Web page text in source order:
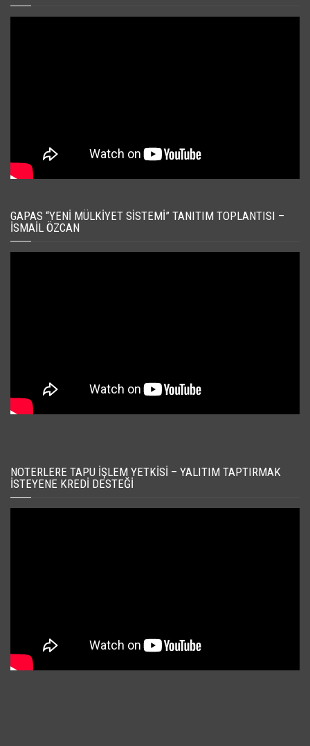
GAPAS “YENI MÜLKIYET SISTEMI” TANITIM TOPLANTISI –
İSMAIL ÖZCAN
NOTERLERE TAPU İŞLEM YETKISI – YALITIM TAPTIRMAK
İSTEYENE KREDI DESTEĞI